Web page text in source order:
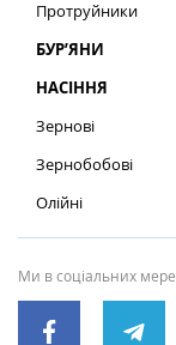
Протруйники
БУР’ЯНИ
НАСІННЯ
Зернові
Зернобобові
Олійні
Ми в соціальних